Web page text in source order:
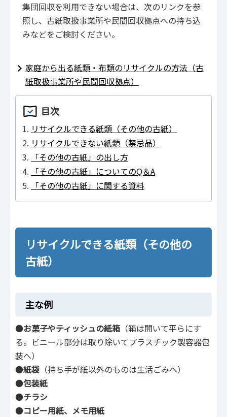
集団回収を利用できない場合は、次のリンクを参
照し、古紙取扱事業所や民間回収拠点への持ち込
みなどをご検討ください。
家庭から出る紙類・布類のリサイクルの方法（古
紙取扱事業所や民間回収拠点）
目次
リサイクルできる紙類（その他の古紙）
リサイクルできない紙類（禁忌品）
「その他の古紙」の出し方
「その他の古紙」についてのQ＆A
「その他の古紙」に関する資料
リサイクルできる紙類（その他の
古紙）
主な例
●お菓子やティッシュの紙箱 （箱は開いて平らにす
る。ビニール部分は取り除いてプラスチック製容器包
装へ）
●紙袋 （持ち手が紙以外のものは生活ごみへ）
●包装紙
●チラシ
●コピー用紙、メモ用紙